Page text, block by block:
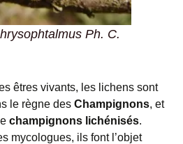
Ph. C.
êtres vivants, les lichens sont
le règne des Champignons, et
champignons lichénisés.
mycologues, ils font l’objet